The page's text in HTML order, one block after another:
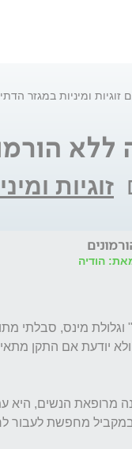
זוגיות ומיניות במגזר הדתי
זוגיות